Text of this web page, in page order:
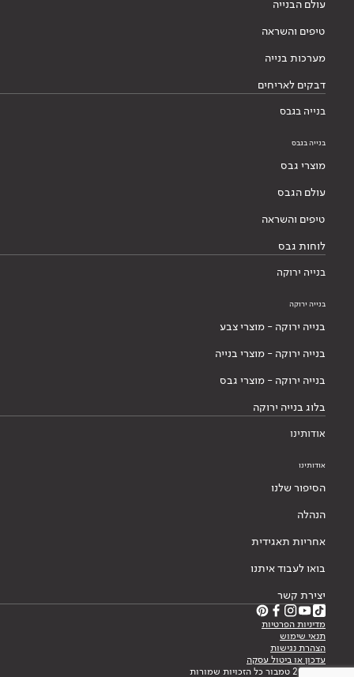
עולם הבנייה
טיפים והשראה
מערכות בנייה
דבקים לאריחים
בנייה בגבס
בנייה בגבס
מוצרי גבס
עולם הגבס
טיפים והשראה
לוחות גבס
בנייה ירוקה
בנייה ירוקה
בנייה ירוקה - מוצרי צבע
בנייה ירוקה - מוצרי בנייה
בנייה ירוקה - מוצרי גבס
בלוג בנייה ירוקה
אודותינו
אודותינו
הסיפור שלנו
הנהלה
אחריות תאגידית
בואו לעבוד איתנו
יצירת קשר
מדיניות הפרטיות
תנאי שימוש
הצהרת נגישות
עדכון או ביטול עסקה
© 2026 טמבור כל הזכויות שמורות